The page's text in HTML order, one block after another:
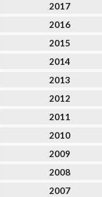
2017
2016
2015
2014
2013
2012
2011
2010
2009
2008
2007